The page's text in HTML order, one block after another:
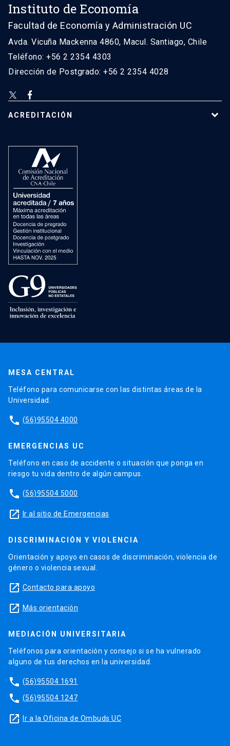
Instituto de Economía
Facultad de Economía y Administración UC
Avda. Vicuña Mackenna 4860, Macul. Santiago, Chile
Teléfono: +56 2 2354 4303
Dirección de Postgrado: +56 2 2354 4028
ACREDITACIÓN
MESA CENTRAL
Teléfono para comunicarse con las distintas áreas de la
Universidad.
phone (56)95504 4000
EMERGENCIAS UC
Teléfono en caso de accidente o situación que ponga en
riesgo tu vida dentro de algún campus.
phone (56)95504 5000
launch Ir al sitio de Emergencias
DISCRIMINACIÓN Y VIOLENCIA
Orientación y apoyo en casos de discriminación, violencia de
género o violencia sexual.
launch Contacto para apoyo
launch Más orientación
MEDIACIÓN UNIVERSITARIA
Teléfonos para orientación y consejo si se ha vulnerado
alguno de tus derechos en la universidad.
phone (56)95504 1691
phone (56)95504 1247
launch Ir a la Oficina de Ombuds UC